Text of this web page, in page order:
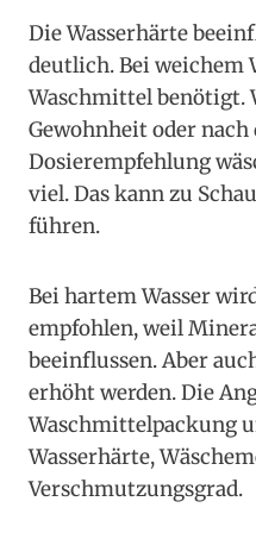
Die Wasserhärte
deutlich. Bei weichem
Waschmittel benötigt.
Gewohnheit oder nach
Dosierempfehlung
viel. Das kann zu
führen.
Bei hartem Wasser
empfohlen, weil
beeinflussen. Aber
erhöht werden. Die
Waschmittelpackung
Wasserhärte,
Verschmutzungsgrad.